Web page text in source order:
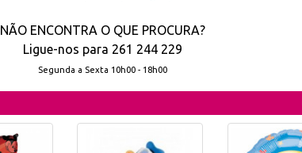
NÃO ENCONTRA O QUE PROCURA?
Ligue-nos para 261 244 229
Segunda a Sexta 10h00 - 18h00